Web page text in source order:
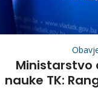
Ministarstvo
nauke TK: